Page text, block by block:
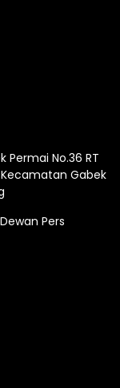
Permai No.36 RT
Gabek
Pers